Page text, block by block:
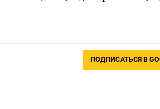
ПОДПИСАТЬСЯ В